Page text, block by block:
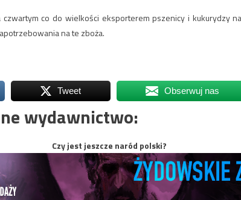
co do wielkości eksporterem pszenicy i kukurydzy
na te zboża.
Tweet Obserwuj nas
wydawnictwo:
Czy jest jeszcze naród polski?